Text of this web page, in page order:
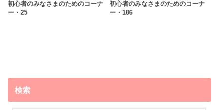
初心者のみなさまのためのコーナ
ー・25
初心者のみなさまのためのコーナ
ー・186
検索